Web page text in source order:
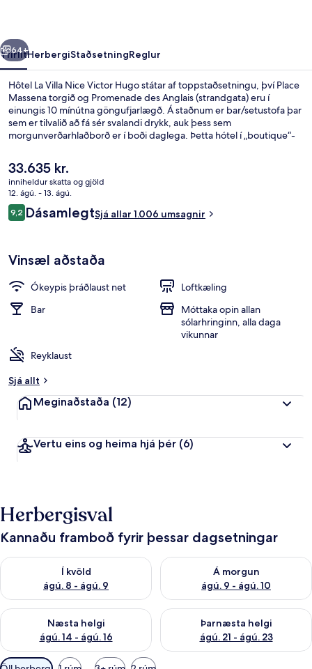
Næsta
64+
YfirlitHerbergiStaðsetningReglur
Hôtel La Villa Nice Victor Hugo státar af toppstaðsetningu, því Place
Massena torgið og Promenade des Anglais (strandgata) eru í
einungis 10 mínútna göngufjarlægð. Á staðnum er bar/setustofa þar
sem er tilvalið að fá sér svalandi drykk, auk þess sem
morgunverðarhlaðborð er í boði daglega. Þetta hótel í „boutique“-
og Hôtel Negresco í innan við 15 mínútna göngufæri. Hjálpsamt
starfsfólk og morgunverðurinn eru meðal helstu kosta gististaðarins
að mati ferðamanna sem hafa heimsótt hann. Gististaðurinn er stutt
frá almenningssamgöngum: Jean Medecin Tramway lestarstöðin er í
6 mínútna göngufjarlægð og Massena Tramway lestarstöðin í 6
mínútna.
Núverandi
verð
er
33.635 kr.
33.635 kr.
inniheldur skatta og gjöld
12. ágú. - 13. ágú.
Umsagnir
9,29,2 af 10
DásamlegtSjá allar 1.006 umsagnir
Vinsæl aðstaða
Ókeypis þráðlaust net
Loftkæling
Bar
Móttaka opin allan
sólarhringinn, alla daga
vikunnar
Reyklaust
Sjá allt
Meginaðstaða (12)
Vertu eins og heima hjá þér (6)
Herbergisval
Kannaðu framboð fyrir þessar dagsetningar
Í kvöld
ágú. 8 - ágú. 9
Athuga framboð í kvöld ágú. 8 - ágú. 9
Á morgun
ágú. 9 - ágú. 10
Athuga framboð á morgun
Næsta helgi
ágú. 14 - ágú. 16
Athuga framboð næstu helgi ágú. 14 - ágú. 16
Þarnæsta helgi
ágú. 21 - ágú. 23
Athuga framboð þarnæstu
Síur